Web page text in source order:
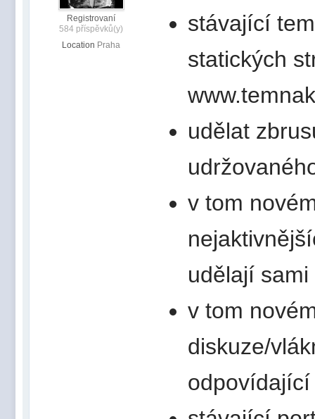
Registrovaní
584 příspěvků(y)
Location Praha
stávající
statických
udělat
v tom
udělají sami
v tom
diskuze/